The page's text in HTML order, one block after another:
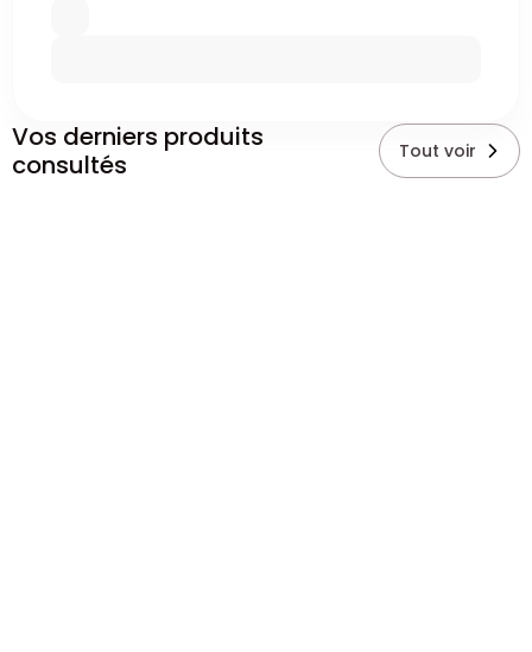
Vos derniers produits
consultés
Tout voir